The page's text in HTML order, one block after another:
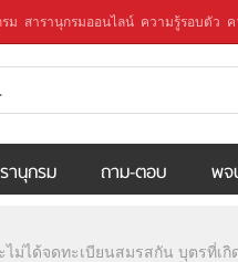
ม สารานุกรมออนไลน์ ความรู้รอบตัว ค
านุกรม ถาม-ตอบ พจ
ม่ได้จดทะเบียนสมรสกัน บุตรที่เ